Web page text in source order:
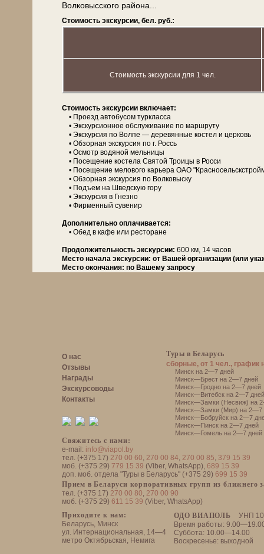
Волковысского рай­о­на...
Стоимость экскурсии, бел. руб.:
Стоимость экскурсии для 1 чел.
Сто­и­мость экс­кур­сии вклю­ча­ет:
• Проезд ав­то­бу­сом турк­лас­са
• Экскурсионное об­слу­жи­ва­ние по марш­ру­ту
• Экс­кур­сия по Волпе — деревянные ко­стел и цер­ковь
• Об­зор­ная экскурсия по г. Россь
• Осмотр водяной мель­ни­цы
• По­се­ще­ние ко­сте­ла Свя­той Тро­и­цы в Рос­си
• По­се­ще­ние мелового карьера ОАО
• Об­зор­ная экскурсия по Волковыску
• Подъем на Шведскую гору
• Экс­кур­сия в Гнезно
• Фирменный су­ве­нир
Дополнительно опла­чи­ва­ет­ся:
• Обед в ка­фе или ре­сто­ра­не
Про­дол­жи­тель­ность экс­кур­сии: 600 км, 14 ча­сов
Место начала экскурсии: от Вашей организации (или
Место окончания: по Вашему запросу
О нас
Отзывы
Награды
Экскурсоводы
Контакты
Свяжитесь с нами:
e-mail: info@viapol.by
тел. (+375 17) 270 00 60, 270 00 84, 270 00 85, 379 15 39
моб. (+375 29) 779 15 39 (Viber, WhatsApp), 689 15 39
доп. моб. отдела "Туры в Беларусь" (+375 29) 699 15 39
Прием в Беларуси корпоративных групп из ближнего
тел. (+375 17) 270 00 80, 270 00 90
моб. (+375 29) 611 15 39 (Viber, WhatsApp)
ОДО ВИАПОЛЬ
УНП
Время работы:
Суббота: 10.00—14.00
Воскресенье: выходной
Приходите к нам:
Беларусь, Минск
ул. Интернациональная, 14—4
метро Октябрьская, Немига
Туры в Беларусь
сборные, от 1 чел., график
Минск на 2—7 дней
Минск—Брест на 2—7 дней
Минск—Гродно на 2—7 дней
Минск—Витебск на 2—7 дней
Минск—Замки (Несвиж) на
Минск—Замки (Мир) на 2—7
Минск—Бобруйск на 2—7
Минск—Пинск на 2—7 дней
Минск—Гомель на 2—7 дней